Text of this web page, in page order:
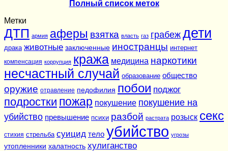
Полный список меток
Метки
ДТП армия аферы взятка власть газ грабеж дети
драка животные заключенные иностранцы интернет
компенсация коррупция кража медицина наркотики
несчастный случай образование общество
оружие отравление педофилия побои поджог
подростки пожар покушение покушение на
убийство превышение психи разбой растрата розыск секс
стихия стрельба суицид тело убийство угрозы
утопленники халатность хулиганство